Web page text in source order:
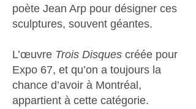
poète Jean Arp pour désigner ces
sculptures, souvent géantes.
L’œuvre Trois Disques créée pour
Expo 67, et qu’on a toujours la
chance d’avoir à Montréal,
appartient à cette catégorie.